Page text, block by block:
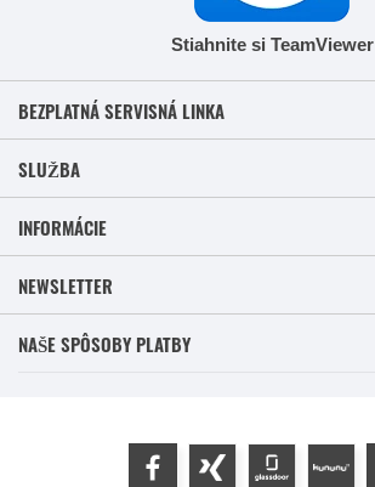
Stiahnite si TeamViewer
BEZPLATNÁ SERVISNÁ LINKA
SLUŽBA
INFORMÁCIE
NEWSLETTER
NAŠE SPÔSOBY PLATBY